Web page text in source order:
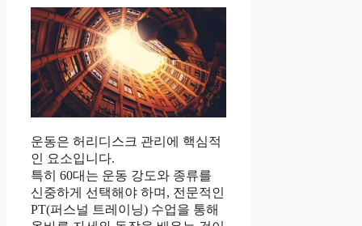
운동은 허리디스크 관리에 핵심적
인 요소입니다.
특히 60대는 운동 강도와 종류를
신중하게 선택해야 하며, 전문적인
PT(퍼스널 트레이닝) 수업을 통해